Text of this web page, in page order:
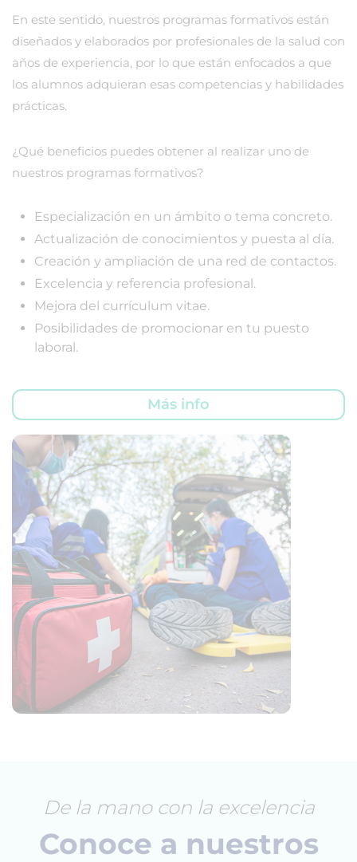
En este sentido, nuestros programas formativos están
diseñados y elaborados por profesionales de la salud con
años de experiencia, por lo que están enfocados a que
los alumnos adquieran esas competencias y habilidades
prácticas.
¿Qué beneficios puedes obtener al realizar uno de
nuestros programas formativos?
Especialización en un ámbito o tema concreto.
Actualización de conocimientos y puesta al día.
Creación y ampliación de una red de contactos.
Excelencia y referencia profesional.
Mejora del currículum vitae.
Posibilidades de promocionar en tu puesto
laboral.
Más info
De la mano con la excelencia
Conoce a nuestros